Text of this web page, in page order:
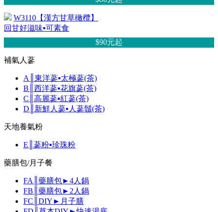
W3110【漢方甘草橄欖】
回甘好滋味▪可素食
$90元起
補氣人蔘
A║東洋蔘▪太極蔘(茶)
B║西洋蔘▪花旗蔘(茶)
C║高麗蔘▪紅蔘(茶)
D║新鮮人蔘▪人蔘鬚(茶)
天地養氣粉
E║蔘粉▪珍珠粉
藥膳包/月子餐
FA║藥膳包►4人鍋
FB║藥膳包►2人鍋
FC║DIY►月子膳